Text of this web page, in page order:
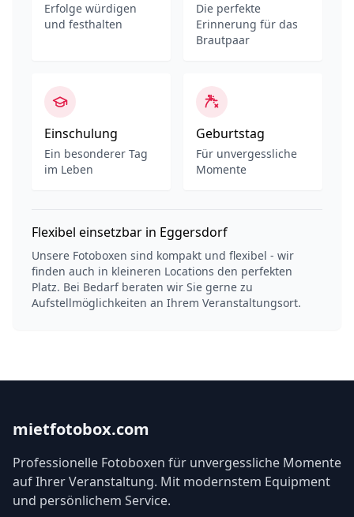
Erfolge würdigen
und festhalten
Die perfekte
Erinnerung für das
Brautpaar
Einschulung
Ein besonderer Tag
im Leben
Geburtstag
Für unvergessliche
Momente
Flexibel einsetzbar in Eggersdorf
Unsere Fotoboxen sind kompakt und flexibel - wir
finden auch in kleineren Locations den perfekten
Platz. Bei Bedarf beraten wir Sie gerne zu
Aufstellmöglichkeiten an Ihrem Veranstaltungsort.
mietfotobox.com
Professionelle Fotoboxen für unvergessliche Momente
auf Ihrer Veranstaltung. Mit modernstem Equipment
und persönlichem Service.